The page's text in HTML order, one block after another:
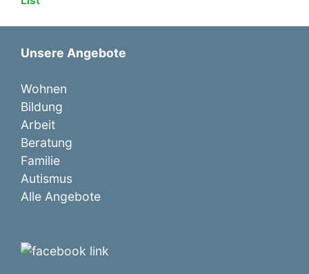
Unsere Angebote
Wohnen
Bildung
Arbeit
Beratung
Familie
Autismus
Alle Angebote